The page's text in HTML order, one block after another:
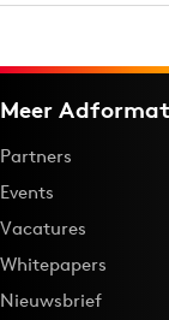
Meer
Partners
Events
Vacatures
Whitepapers
Nieuwsbrief